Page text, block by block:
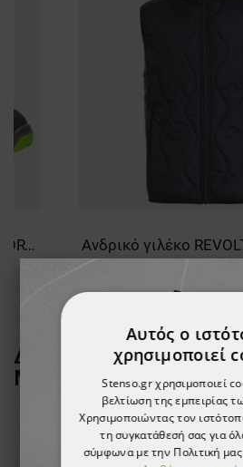
Τουριστικά παπούτσια GARSPORT SPARROW MID WP
ΔΕΙΤΕ ΠΕΡΙΣΣΟΤΕΡΑ
ΜΑΡΚΑ
STENSO
ТΟ ΠΡΟΪΌΝ ΈΧΕΙ
Αυτός ο
χρησιμοποιεί
Stenso.gr χρησιμοποιεί
βελτίωση της εμπειρίας
Χρησιμοποιώντας τον
τη συγκατάθεσή σας για
σύμφωνα με την Πολιτική